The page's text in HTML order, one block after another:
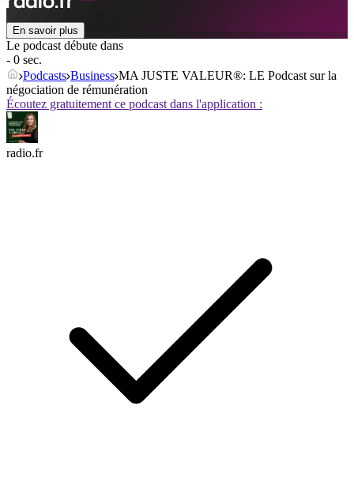
En savoir plus
Le podcast débute dans
- 0 sec.
Podcasts Business MA JUSTE VALEUR®: LE Podcast sur la
négociation de rémunération
Écoutez gratuitement ce podcast dans l'application :
radio.fr